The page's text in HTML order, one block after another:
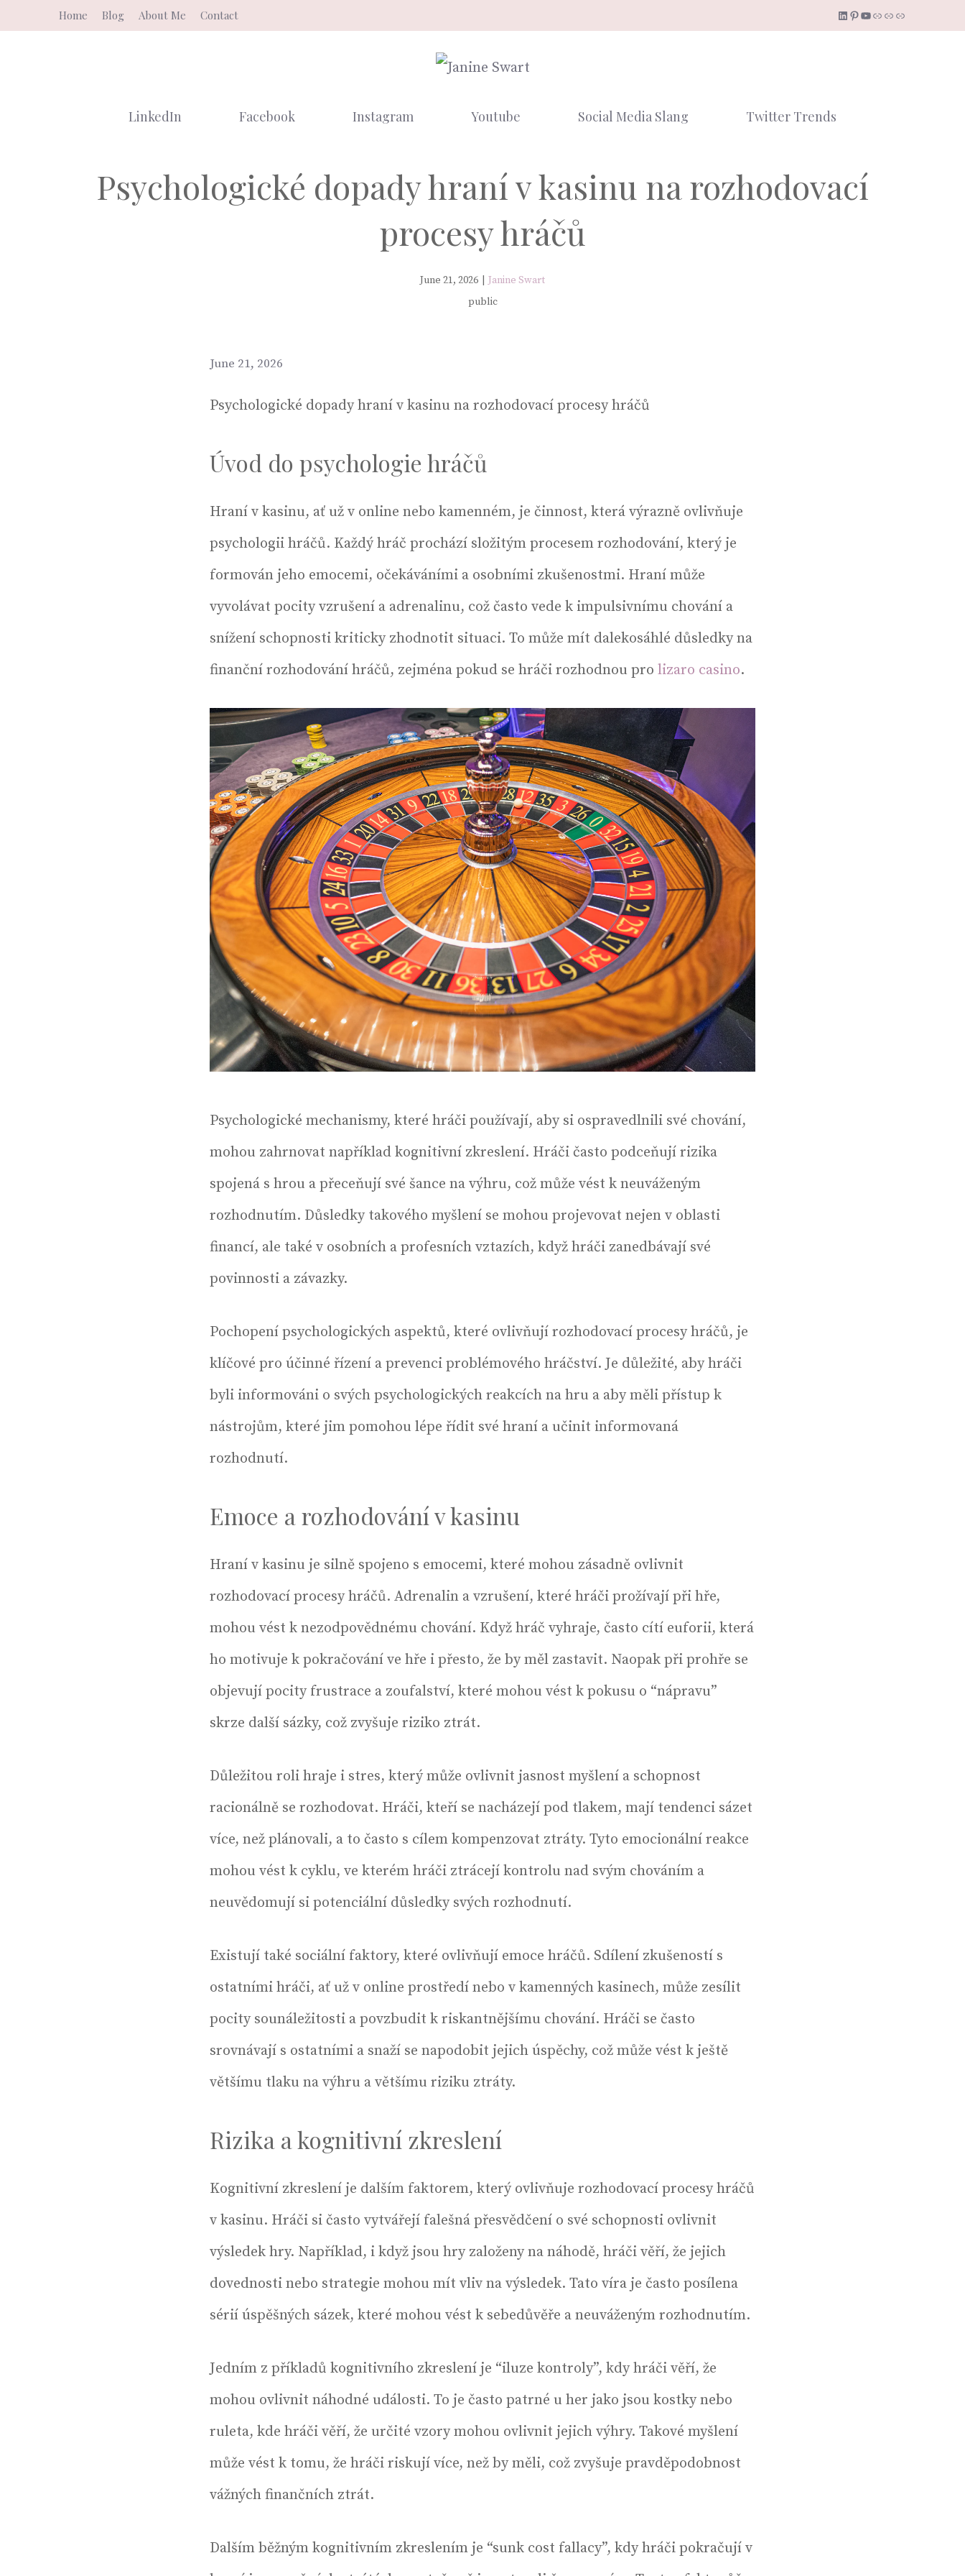
Home Blog About Me Contact LinkedIn
Pinterest
YouTube
LinkLink
Link
LinkedIn Facebook Instagram Youtube Social Media Slang Twitter Trends
Psychologické dopady hraní v kasinu na rozhodovací
procesy hráčů
June 21, 2026
Janine Swart
public
June 21, 2026
Psychologické dopady hraní v kasinu na rozhodovací procesy hráčů
Úvod do psychologie hráčů
Hraní v kasinu, ať už v online nebo kamenném, je činnost, která výrazně ovlivňuje
psychologii hráčů. Každý hráč prochází složitým procesem rozhodování, který je
formován jeho emocemi, očekáváními a osobními zkušenostmi. Hraní může
vyvolávat pocity vzrušení a adrenalinu, což často vede k impulsivnímu chování a
snížení schopnosti kriticky zhodnotit situaci. To může mít dalekosáhlé důsledky na
finanční rozhodování hráčů, zejména pokud se hráči rozhodnou pro lizaro casino.
Psychologické mechanismy, které hráči používají, aby si ospravedlnili své chování,
mohou zahrnovat například kognitivní zkreslení. Hráči často podceňují rizika
spojená s hrou a přeceňují své šance na výhru, což může vést k neuváženým
rozhodnutím. Důsledky takového myšlení se mohou projevovat nejen v oblasti
financí, ale také v osobních a profesních vztazích, když hráči zanedbávají své
povinnosti a závazky.
Pochopení psychologických aspektů, které ovlivňují rozhodovací procesy hráčů, je
klíčové pro účinné řízení a prevenci problémového hráčství. Je důležité, aby hráči
byli informováni o svých psychologických reakcích na hru a aby měli přístup k
nástrojům, které jim pomohou lépe řídit své hraní a učinit informovaná
rozhodnutí.
Emoce a rozhodování v kasinu
Hraní v kasinu je silně spojeno s emocemi, které mohou zásadně ovlivnit
rozhodovací procesy hráčů. Adrenalin a vzrušení, které hráči prožívají při hře,
mohou vést k nezodpovědnému chování. Když hráč vyhraje, často cítí euforii, která
ho motivuje k pokračování ve hře i přesto, že by měl zastavit. Naopak při prohře se
objevují pocity frustrace a zoufalství, které mohou vést k pokusu o “nápravu”
skrze další sázky, což zvyšuje riziko ztrát.
Důležitou roli hraje i stres, který může ovlivnit jasnost myšlení a schopnost
racionálně se rozhodovat. Hráči, kteří se nacházejí pod tlakem, mají tendenci sázet
více, než plánovali, a to často s cílem kompenzovat ztráty. Tyto emocionální reakce
mohou vést k cyklu, ve kterém hráči ztrácejí kontrolu nad svým chováním a
neuvědomují si potenciální důsledky svých rozhodnutí.
Existují také sociální faktory, které ovlivňují emoce hráčů. Sdílení zkušeností s
ostatními hráči, ať už v online prostředí nebo v kamenných kasinech, může zesílit
pocity sounáležitosti a povzbudit k riskantnějšímu chování. Hráči se často
srovnávají s ostatními a snaží se napodobit jejich úspěchy, což může vést k ještě
většímu tlaku na výhru a většímu riziku ztráty.
Rizika a kognitivní zkreslení
Kognitivní zkreslení je dalším faktorem, který ovlivňuje rozhodovací procesy hráčů
v kasinu. Hráči si často vytvářejí falešná přesvědčení o své schopnosti ovlivnit
výsledek hry. Například, i když jsou hry založeny na náhodě, hráči věří, že jejich
dovednosti nebo strategie mohou mít vliv na výsledek. Tato víra je často posílena
sérií úspěšných sázek, které mohou vést k sebedůvěře a neuváženým rozhodnutím.
Jedním z příkladů kognitivního zkreslení je “iluze kontroly”, kdy hráči věří, že
mohou ovlivnit náhodné události. To je často patrné u her jako jsou kostky nebo
ruleta, kde hráči věří, že určité vzory mohou ovlivnit jejich výhry. Takové myšlení
může vést k tomu, že hráči riskují více, než by měli, což zvyšuje pravděpodobnost
vážných finančních ztrát.
Dalším běžným kognitivním zkreslením je “sunk cost fallacy”, kdy hráči pokračují v